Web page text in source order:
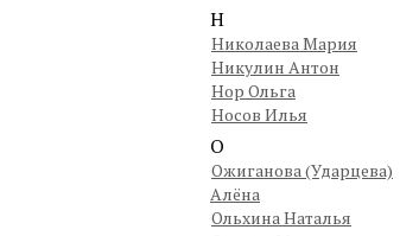
Н
Николаева Мария
Никулин Антон
Нор Ольга
Носов Илья
О
Ожиганова (Ударцева)
Алёна
Ольхина Наталья